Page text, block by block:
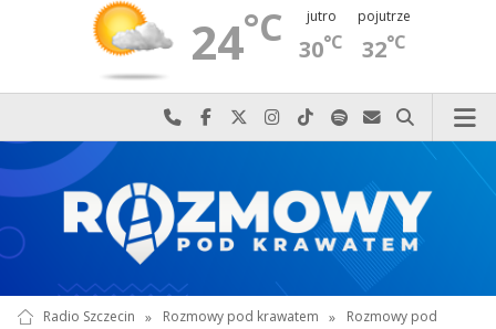
24°C jutro
30°C
pojutrze
32°C
Najlepiej po prostu do nas zadzwoń
Odwiedź nas na Facebook-u
Odwiedź nas na X
Odwiedź nas na Instagram-ie
Odwiedź nas na TikTok-u
Szukaj nas na Spotify
Wyślij do nas
Szukaj
Radio Szczecin » Rozmowy pod krawatem »
Rozmowy pod